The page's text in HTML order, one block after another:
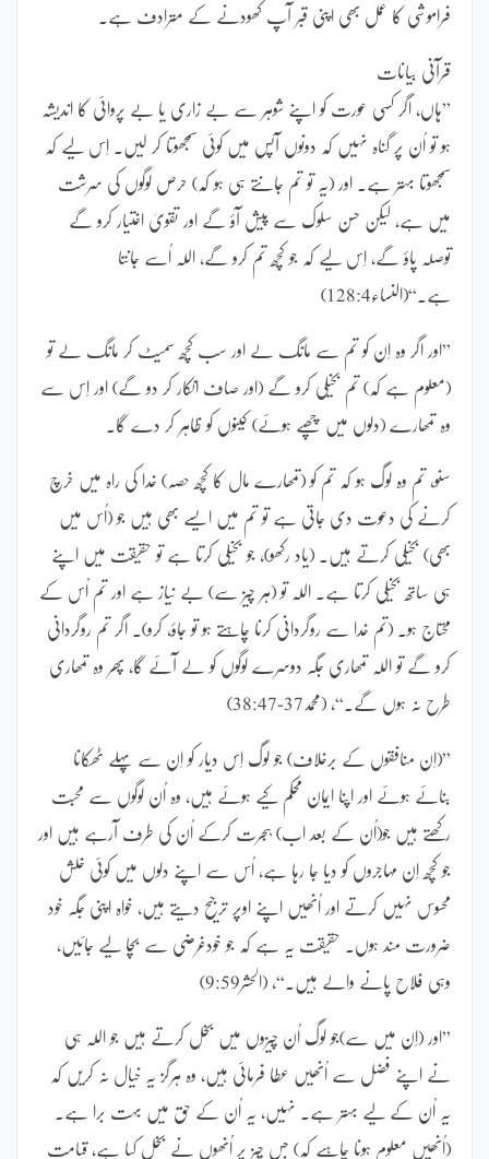
فراموشی کا عمل بھی اپنی قبر آپ کھودنے کے مترادف ہے۔
قرآنی بیانات
”ہاں، اگر کسی عورت کو اپنے شوہر سے بے زاری یا بے پروائی کا اندیشہ
ہو تو اُن پر گناہ نہیں کہ دونوں آپس میں کوئی سمجھوتا کر لیں۔ اِس لیے کہ
سمجھوتا بہتر ہے۔ اور (یہ تو تم جانتے ہی ہو کہ) حرص لوگوں کی سرشت
میں ہے، لیکن حسن سلوک سے پیش آؤ گے اور تقویٰ اختیار کرو گے
توصلہ پاؤ گے، اِس لیے کہ جو کچھ تم کرو گے، اللہ اُسے جانتا
ہے۔“(النساء128:4)
”اور اگر وہ اِن کو تم سے مانگ لے اور سب کچھ سمیٹ کر مانگ لے تو
(معلوم ہے کہ) تم بخیلی کرو گے (اور صاف انکار کر دو گے) اور اِس سے
وہ تمھارے (دلوں میں چھپے ہوئے) کینوں کو ظاہر کر دے گا۔
سنو، تم وہ لوگ ہو کہ تم کو (تمھارے مال کا کچھ حصہ) خدا کی راہ میں خرچ
کرنے کی دعوت دی جاتی ہے تو تم میں ایسے بھی ہیں جو (اُس میں
بھی) بخیلی کرتے ہیں۔ (یاد رکھو)، جو بخیلی کرتا ہے تو حقیقت میں اپنے
ہی ساتھ بخیلی کرتا ہے۔ اللہ تو (ہر چیز سے) بے نیاز ہے اور تم اُس کے
محتاج ہو۔ (تم خدا سے روگردانی کرنا چاہتے ہو تو جاؤ، کرو)۔ اگر تم روگردانی
کرو گے تو اللہ تمھاری جگہ دوسرے لوگوں کو لے آئے گا، پھر وہ تمھاری
طرح نہ ہوں گے۔“، (محمد37-38:47)
”(اِن منافقوں کے برخلاف) جو لوگ اِس دیار کو اِن سے پہلے ٹھکانا
بنائے ہوئے اور اپنا ایمان محکم کیے ہوئے ہیں، وہ اُن لوگوں سے محبت
رکھتے ہیں جو(اُن کے بعد اب) ہجرت کرکے اُن کی طرف آرہے ہیں اور
جو کچھ اِن مہاجروں کو دیا جا رہا ہے، اُس سے اپنے دلوں میں کوئی خلش
محسوس نہیں کرتے اور اُنھیں اپنے اوپر ترجیح دیتے ہیں، خواہ اپنی جگہ خود
ضرورت مند ہوں۔ حقیقت یہ ہے کہ جو خودغرضی سے بچا لیے جائیں،
وہی فلاح پانے والے ہیں۔“، (الحشر9:59)
”اور (اِن میں سے)جو لوگ اُن چیزوں میں بخل کرتے ہیں جو اللہ ہی
نے اپنے فضل سے اُنھیں عطا فرمائی ہیں، وہ ہرگز یہ خیال نہ کریں کہ
یہ اُن کے لیے بہتر ہے۔ نہیں، یہ اُن کے حق میں بہت برا ہے۔
(اُنھیں معلوم ہونا چاہیے کہ) جس چیز پر اُنھوں نے بخل کیا ہے، قیامت